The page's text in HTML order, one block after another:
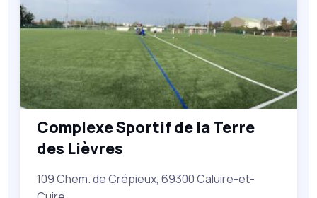
Complexe Sportif de la Terre
des Lièvres
109 Chem. de Crépieux, 69300 Caluire-et-